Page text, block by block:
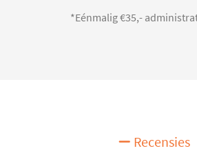
*Eénmalig €35,-
Recensies